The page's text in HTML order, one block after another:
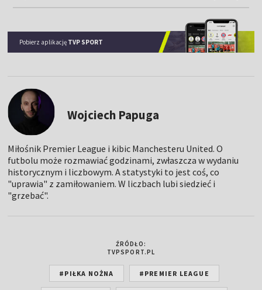
Pobierz aplikację TVP SPORT
Wojciech Papuga
Miłośnik Premier League i kibic Manchesteru United. O
futbolu może rozmawiać godzinami, zwłaszcza w wydaniu
historycznym i liczbowym. A statystyki to jest coś, co
"uprawia" z zamiłowaniem. W liczbach lubi siedzieć i
"grzebać".
ŹRÓDŁO:
TVPSPORT.PL
#PIŁKA NOŻNA #PREMIER LEAGUE